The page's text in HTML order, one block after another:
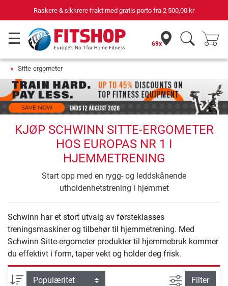
Raskere & sikkrere frakt med gratis porto fra 2 500,00 kr
69x
Sitte-ergometer
KJØP SCHWINN SITTE-ERGOMETER
HOS EUROPAS NR 1 I
HJEMMETRENING
Start opp med en rygg- og leddskånende
utholdenhetstrening i hjemmet
Schwinn har et stort utvalg av førsteklasses
treningsmaskiner og tilbehør til hjemmetrening. Med
Schwinn Sitte-ergometer produkter til hjemmebruk kommer
du effektivt i form, taper vekt og holder deg frisk.
sortering Avansert søk
Filter